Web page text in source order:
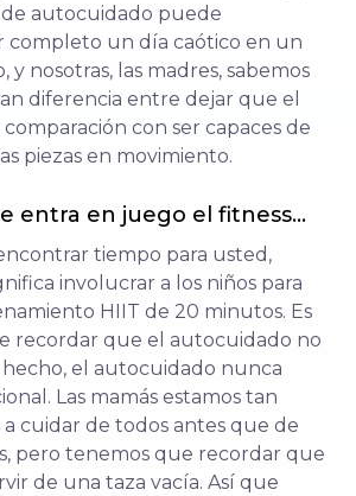
de autocuidado puede
completo un día caótico en un
y nosotras, las madres, sabemos
diferencia entre dejar que el
con ser capaces de
piezas en movimiento.
entra en juego el fitness…
tiempo para usted,
involucrar a los niños para
HIIT de 20 minutos. Es
recordar que el autocuidado no
hecho, el autocuidado nunca
Las mamás estamos tan
cuidar de todos antes que de
pero tenemos que recordar que
de una taza vacía. Así que